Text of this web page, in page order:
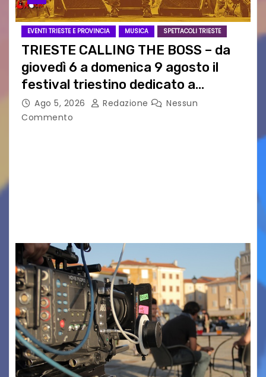
EVENTI TRIESTE E PROVINCIA MUSICA SPETTACOLI TRIESTE
TRIESTE CALLING THE BOSS – da
giovedì 6 a domenica 9 agosto il
festival triestino dedicato a
Springsteen
Ago 5, 2026 Redazione
Nessun
Commento